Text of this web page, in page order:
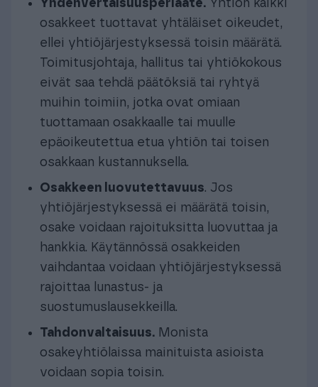
Yhdenvertaisuusperiaate. Yhtiön kaikki
osakkeet tuottavat yhtäläiset oikeudet,
ellei yhtiöjärjestyksessä toisin määrätä.
Toimitusjohtaja, hallitus tai yhtiökokous
eivät saa tehdä päätöksiä tai ryhtyä
muihin toimiin, jotka ovat omiaan
tuottamaan osakkaalle tai muulle
epäoikeutettua etua yhtiön tai toisen
osakkaan kustannuksella.
Osakkeen luovutettavuus. Jos
yhtiöjärjestyksessä ei määrätä toisin,
osake voidaan rajoituksitta luovuttaa ja
hankkia. Käytännössä osakkeiden
vaihdantaa voidaan yhtiöjärjestyksessä
rajoittaa lunastus- ja
suostumuslausekkeilla.
Tahdonvaltaisuus. Monista
osakeyhtiölaissa mainituista asioista
voidaan sopia toisin.